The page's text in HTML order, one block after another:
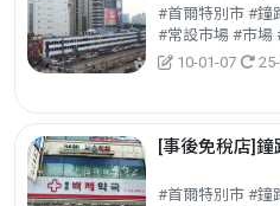
#首爾特別市 #鐘
#常設市場 #市場
10-01-07
[事後免稅店]鐘
#首爾特別市 #鐘